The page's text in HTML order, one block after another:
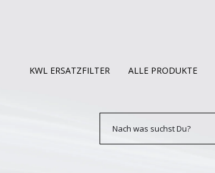
KWL ERSATZFILTER ALLE PRODUKTE